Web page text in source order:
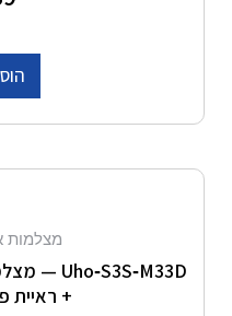
מצלמות
+ ראיית